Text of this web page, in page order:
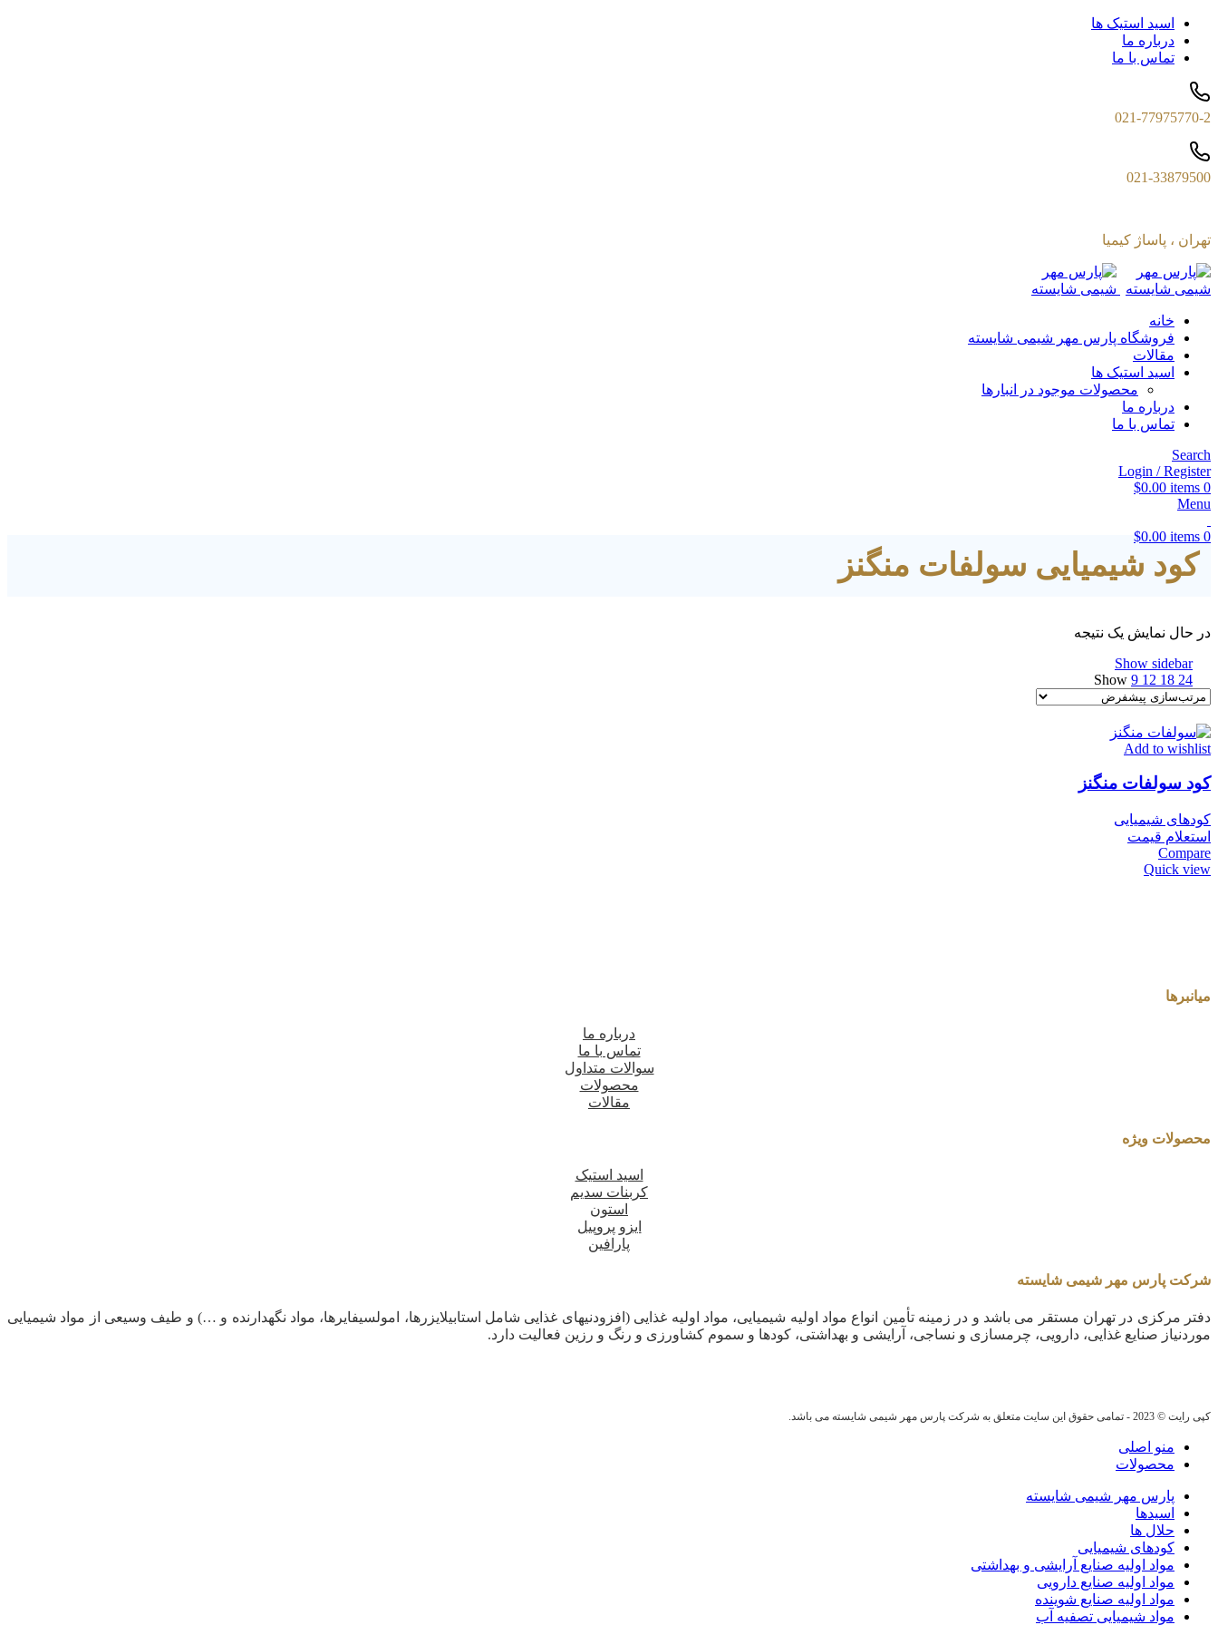
اسید استیک ها
درباره ما
تماس با ما
021-77975770-2
021-33879500
تهران ، پاساژ کیمیا
خانه
فروشگاه پارس مهر شیمی شایسته
مقالات
اسید استیک ها
محصولات موجود در انبارها
درباره ما
تماس با ما
Search
Login / Register
0
items
$0.00
Menu
0
items
$0.00
کود شیمیایی سولفات منگنز
در حال نمایش یک نتیجه
Show sidebar
Show 9 12 18 24
Add to wishlist
کود سولفات منگنز
کودهای شیمیایی
استعلام قیمت
Compare
Quick view
میانبرها
درباره ما
تماس با ما
سوالات متداول
محصولات
مقالات
محصولات ویژه
اسید استیک
کربنات سدیم
استون
ایزو پروپیل
پارافین
شرکت پارس مهر شیمی شایسته
دفتر مرکزی در تهران مستقر می باشد و در زمینه تأمین انواع مواد اولیه شیمیایی، مواد اولیه غذایی (افزودنیهای غذایی شامل استابیلایزرها، امولسیفایرها، مواد نگهدارنده و …) و طیف وسیعی از مواد شیمیایی
موردنیاز صنایع غذایی، دارویی، چرمسازی و نساجی، آرایشی و بهداشتی، کودها و سموم کشاورزی و رنگ و رزین فعالیت دارد.
کپی رایت © 2023 - تمامی حقوق این سایت متعلق به شرکت پارس مهر شیمی شایسته می باشد.
منو اصلی
محصولات
پارس مهر شیمی شایسته
اسیدها
حلال ها
کودهای شیمیایی
مواد اولیه صنایع آرایشی و بهداشتی
مواد اولیه صنایع دارویی
مواد اولیه صنایع شوینده
مواد شیمیایی تصفیه آب